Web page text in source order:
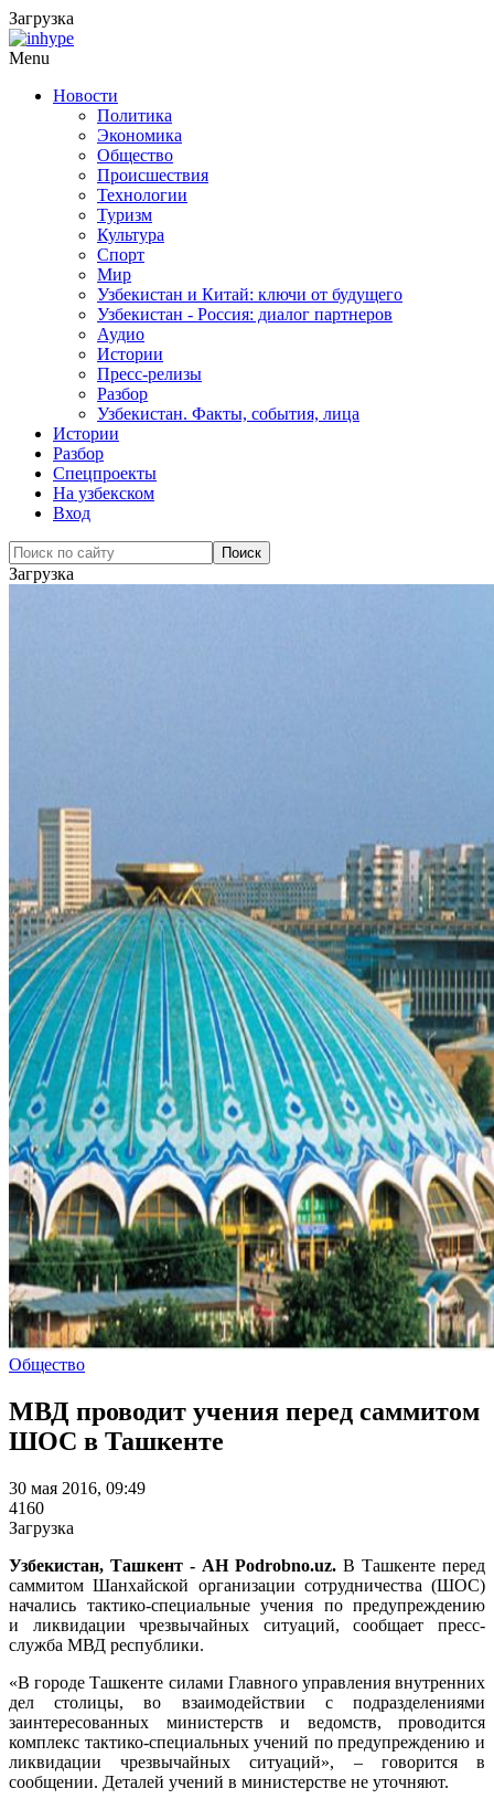
Загрузка
Menu
Новости
Политика
Экономика
Общество
Происшествия
Технологии
Туризм
Культура
Спорт
Мир
Узбекистан и Китай: ключи от будущего
Узбекистан - Россия: диалог партнеров
Аудио
Истории
Пресс-релизы
Разбор
Узбекистан. Факты, события, лица
Истории
Разбор
Спецпроекты
На узбекском
Вход
Загрузка
Общество
МВД проводит учения перед саммитом
ШОС в Ташкенте
30 мая 2016, 09:49
4160
Загрузка
Узбекистан, Ташкент - АН Podrobno.uz. В Ташкенте перед
саммитом Шанхайской организации сотрудничества (ШОС)
начались тактико-специальные учения по предупреждению
и ликвидации чрезвычайных ситуаций, сообщает пресс-
служба МВД республики.
«В городе Ташкенте силами Главного управления внутренних
дел столицы, во взаимодействии с подразделениями
заинтересованных министерств и ведомств, проводится
комплекс тактико-специальных учений по предупреждению и
ликвидации чрезвычайных ситуаций», – говорится в
сообщении. Деталей учений в министерстве не уточняют.